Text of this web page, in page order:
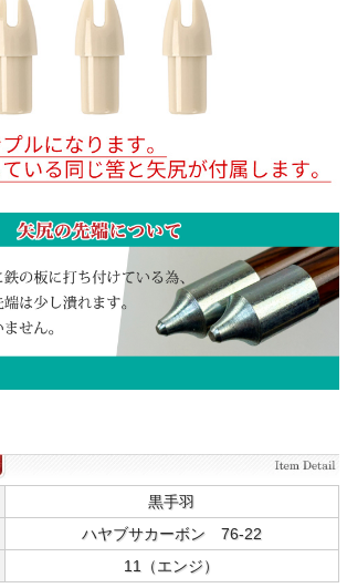
黒手羽
ハヤブサカーボン 76-22
11（エンジ）